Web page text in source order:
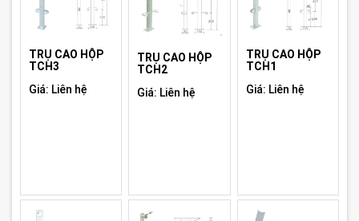
TRỤ CAO HỘP
TCH3
Giá: Liên hệ
TRỤ CAO HỘP
TCH2
Giá: Liên hệ
TRỤ CAO HỘP
TCH1
Giá: Liên hệ